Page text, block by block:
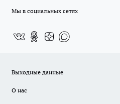
Мы в социальных сетях
Выходные данные
О нас